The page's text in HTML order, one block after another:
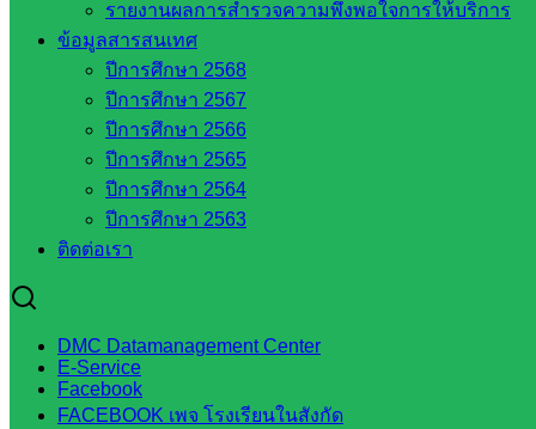
รายงานผลการสำรวจความพึงพอใจการให้บริการ
ข้อมูลสารสนเทศ
ปีการศึกษา 2568
ปีการศึกษา 2567
ปีการศึกษา 2566
ปีการศึกษา 2565
ปีการศึกษา 2564
ปีการศึกษา 2563
ติดต่อเรา
DMC Datamanagement Center
E-Service
Facebook
FACEBOOK เพจ โรงเรียนในสังกัด
บริหาร
ส่วน
จังหวัด
สระแก้ว
ศึกษาธิการ
จังหวัด
สระแก้ว
สำนักงาน
สพป.
สระแก้ว
เขต 1